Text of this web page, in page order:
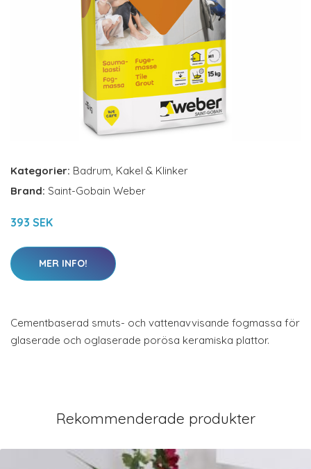
Kategorier: Badrum, Kakel & Klinker
Brand: Saint-Gobain Weber
393 SEK
MER INFO!
Cementbaserad smuts- och vattenavvisande fogmassa för
glaserade och oglaserade porösa keramiska plattor.
Rekommenderade produkter